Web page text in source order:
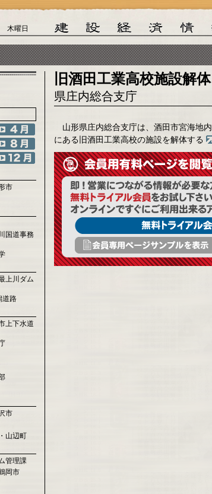
木曜日
市
国道事務
上川ダム
道路
上下水道
市
山辺町
管理課
岡市
旧酒田工業高校施設解体
県庄内総合支庁
山形県庄内総合支庁は、酒田市宮海地内
にある旧酒田工業高校の施設を解体する